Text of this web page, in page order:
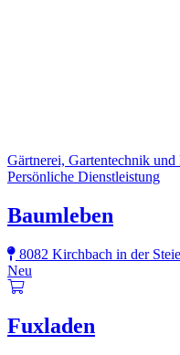
Gärtnerei, Gartentechnik
Persönliche Dienstleistung
Baumleben
8082 Kirchbach in der
Neu
Fuxladen